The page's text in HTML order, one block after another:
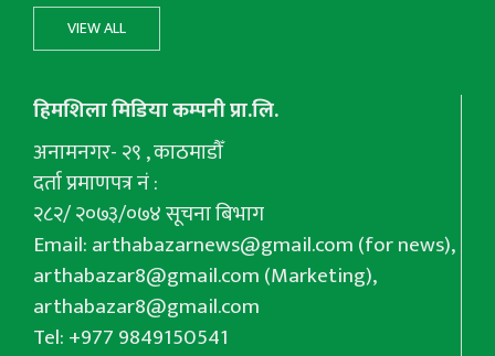
VIEW ALL
हिमशिला मिडिया कम्पनी प्रा.लि.
अनामनगर- २९ , काठमाडौँ
दर्ता प्रमाणपत्र नं :
२८२/ २०७३/०७४ सूचना बिभाग
Email:arthabazarnews@gmail.com(for news),
arthabazar8@gmail.com(Marketing),
arthabazar8@gmail.com
Tel: +977 9849150541